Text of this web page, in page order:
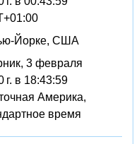
Йорке, США
3 февраля
г. в 18:43:59
Америка,
время